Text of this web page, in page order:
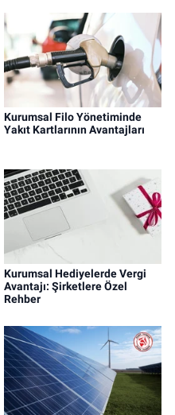
Kurumsal Filo Yönetiminde
Yakıt Kartlarının Avantajları
Kurumsal Hediyelerde Vergi
Avantajı: Şirketlere Özel
Rehber